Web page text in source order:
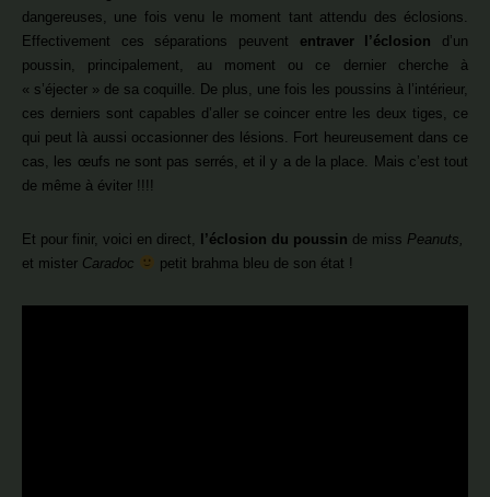
dangereuses, une fois venu le moment tant attendu des éclosions.
Effectivement ces séparations peuvent entraver l’éclosion d’un
poussin, principalement, au moment ou ce dernier cherche à
« s’éjecter » de sa coquille. De plus, une fois les poussins à l’intérieur,
ces derniers sont capables d’aller se coincer entre les deux tiges, ce
qui peut là aussi occasionner des lésions. Fort heureusement dans ce
cas, les œufs ne sont pas serrés, et il y a de la place. Mais c’est tout
de même à éviter !!!!
Et pour finir, voici en direct, l’éclosion du poussin de miss Peanuts,
et mister Caradoc petit brahma bleu de son état !